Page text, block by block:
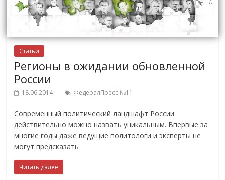
Статьи
Регионы в ожидании обновленной
России
18.06.2014 ФедералПресс №11
Современный политический ландшафт России
действительно можно назвать уникальным. Впервые за
многие годы даже ведущие политологи и эксперты не
могут предсказать
Читать далее